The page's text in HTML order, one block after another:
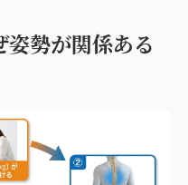
姿勢が関係ある